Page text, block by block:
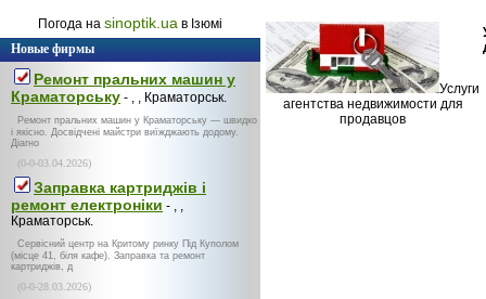
Погода на sinoptik.ua в Ізюмі
Новые фирмы
Ремонт пральних машин у
Краматорську - , , Краматорськ.
Ремонт пральних машин у Краматорську — швидко
і якісно. Досвідчені майстри виїжджають додому.
Діагно
(0-0-03.04.2026)
Заправка картриджів і
ремонт електроніки - , ,
Краматорськ.
Сервісний центр на Критому ринку Під Куполом
(місце 41, біля кафе). Заправка та ремонт
картриджів, д
(0-0-28.03.2026)
Услуги
агентства недвижимости для
продавцов